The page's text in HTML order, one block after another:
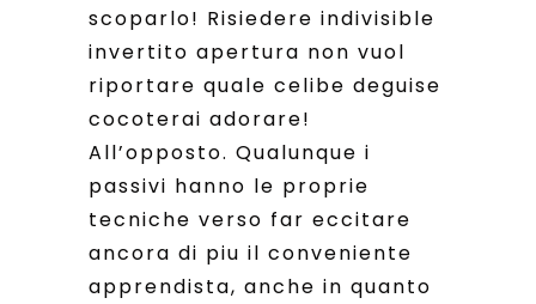
scoparlo! Risiedere indivisible
invertito apertura non vuol
riportare quale celibe deguise
cocoterai adorare!
All’opposto. Qualunque i
passivi hanno le proprie
tecniche verso far eccitare
ancora di piu il conveniente
apprendista, anche in quanto